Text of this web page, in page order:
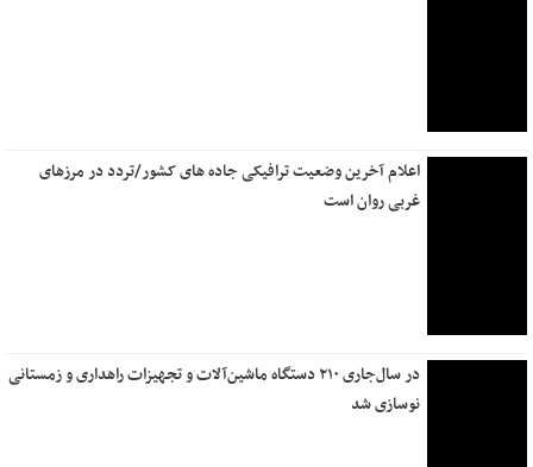
اعلام آخرین وضعیت ترافیکی جاده های کشور/تردد در مرزهای
غربی روان است
در سال‌جاری ۲۱۰ دستگاه ماشین‌آلات و تجهیزات راهداری و زمستانی
نوسازی شد